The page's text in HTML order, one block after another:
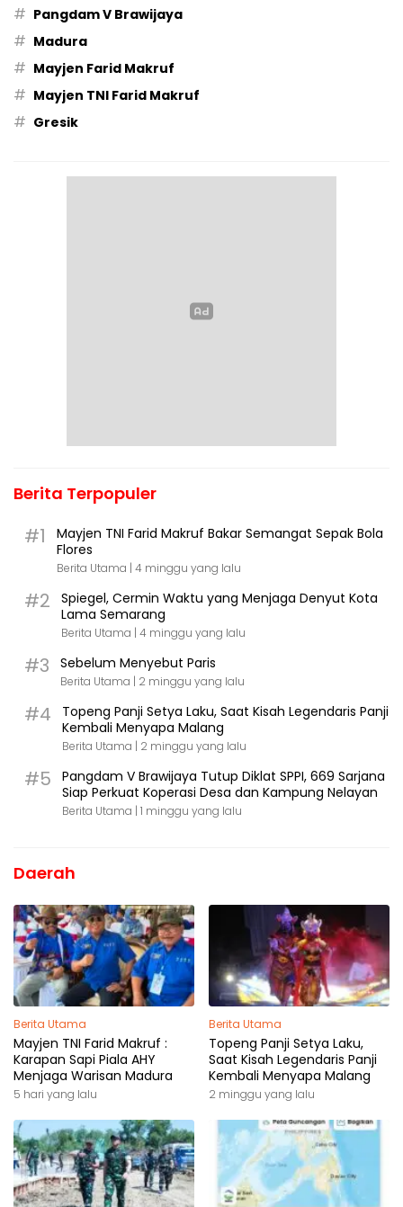
# Pangdam V Brawijaya
# Madura
# Mayjen Farid Makruf
# Mayjen TNI Farid Makruf
# Gresik
Berita Terpopuler
#1
Mayjen TNI Farid Makruf Bakar Semangat Sepak Bola
Flores
Berita Utama | 4 minggu yang lalu
#2
Spiegel, Cermin Waktu yang Menjaga Denyut Kota
Lama Semarang
Berita Utama | 4 minggu yang lalu
#3 Sebelum Menyebut Paris
Berita Utama | 2 minggu yang lalu
#4
Topeng Panji Setya Laku, Saat Kisah Legendaris Panji
Kembali Menyapa Malang
Berita Utama | 2 minggu yang lalu
#5
Pangdam V Brawijaya Tutup Diklat SPPI, 669 Sarjana
Siap Perkuat Koperasi Desa dan Kampung Nelayan
Berita Utama | 1 minggu yang lalu
Daerah
Berita Utama
Mayjen TNI Farid Makruf :
Karapan Sapi Piala AHY
Menjaga Warisan Madura
5 hari yang lalu
Berita Utama
Topeng Panji Setya Laku,
Saat Kisah Legendaris Panji
Kembali Menyapa Malang
2 minggu yang lalu